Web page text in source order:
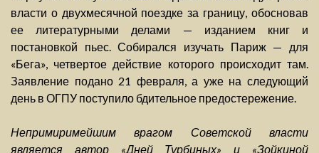
власти о двухмесячной поездке за границу, обосновав
ее литературными делами — изданием книг и
постановкой пьес. Собирался изучать Париж — для
«Бега», четвертое действие которого происходит там.
Заявление подано 21 февраля, а уже на следующий
день в ОГПУ поступило бдительное предостережение.
Непримиримейшим врагом Советской власти
является автор «Дней Турбиных» и «Зойкиной